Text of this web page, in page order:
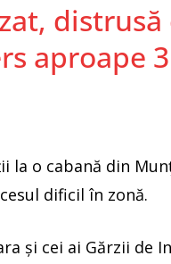
distrusă
aproape
la o cabană din
dificil în zonă.
și cei ai Gărzii de